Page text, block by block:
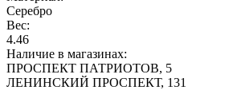
Серебро
Вес:
4.46
Наличие в магазинах:
ПРОСПЕКТ ПАТРИОТОВ, 5
ЛЕНИНСКИЙ ПРОСПЕКТ, 131